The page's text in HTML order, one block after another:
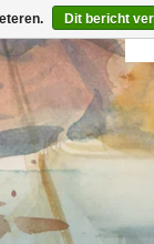
Dit bericht